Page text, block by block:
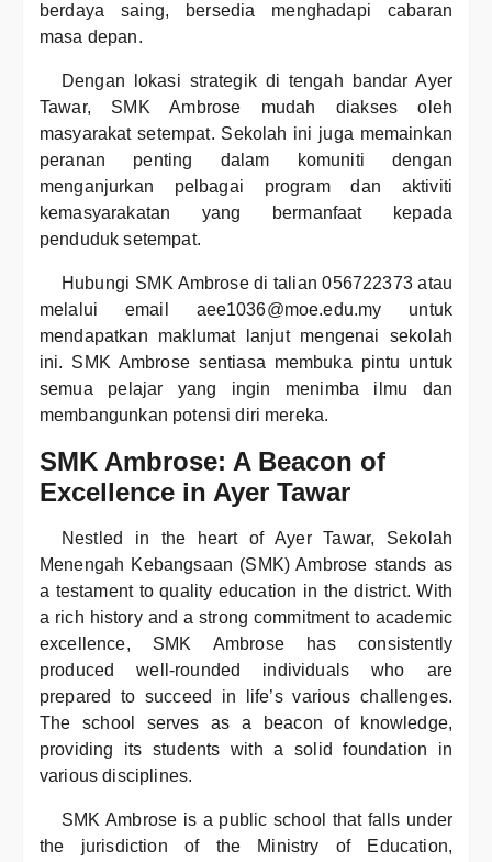
berdaya saing, bersedia menghadapi cabaran
masa depan.
Dengan lokasi strategik di tengah bandar Ayer
Tawar, SMK Ambrose mudah diakses oleh
masyarakat setempat. Sekolah ini juga memainkan
peranan penting dalam komuniti dengan
menganjurkan pelbagai program dan aktiviti
kemasyarakatan yang bermanfaat kepada
penduduk setempat.
Hubungi SMK Ambrose di talian 056722373 atau
melalui email aee1036@moe.edu.my untuk
mendapatkan maklumat lanjut mengenai sekolah
ini. SMK Ambrose sentiasa membuka pintu untuk
semua pelajar yang ingin menimba ilmu dan
membangunkan potensi diri mereka.
SMK Ambrose: A Beacon of
Excellence in Ayer Tawar
Nestled in the heart of Ayer Tawar, Sekolah
Menengah Kebangsaan (SMK) Ambrose stands as
a testament to quality education in the district. With
a rich history and a strong commitment to academic
excellence, SMK Ambrose has consistently
produced well-rounded individuals who are
prepared to succeed in life’s various challenges.
The school serves as a beacon of knowledge,
providing its students with a solid foundation in
various disciplines.
SMK Ambrose is a public school that falls under
the jurisdiction of the Ministry of Education,